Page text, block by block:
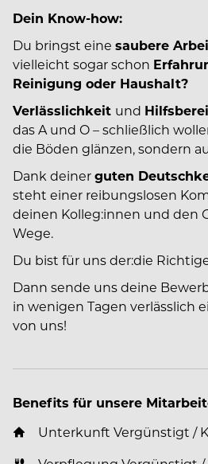
Dein Know-how:
Du bringst eine saubere
vielleicht sogar schon
Reinigung oder Haushalt?
Verlässlichkeit und
das A und O – schließlich
die Böden glänzen, sondern
Dank deinerguten
steht einer reibungslosen
deinen Kolleg:innen und den
Wege.
Du bist für uns der:die
Dann sende uns deine
in wenigen Tagen verlässlich
von uns!
Benefits für unsere
Unterkunft Vergünstigt /